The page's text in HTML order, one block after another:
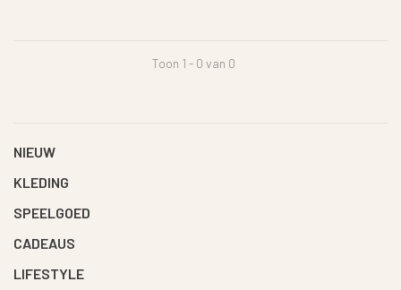
Toon 1 - 0 van 0
NIEUW
KLEDING
SPEELGOED
CADEAUS
LIFESTYLE